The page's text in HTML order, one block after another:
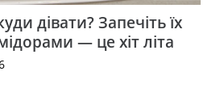
дівати? Запечіть їх
— це хіт літа